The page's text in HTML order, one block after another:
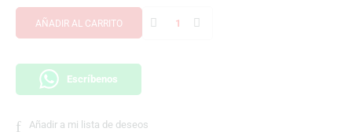
AÑADIR AL CARRITO
Escríbenos
Añadir a mi lista de deseos